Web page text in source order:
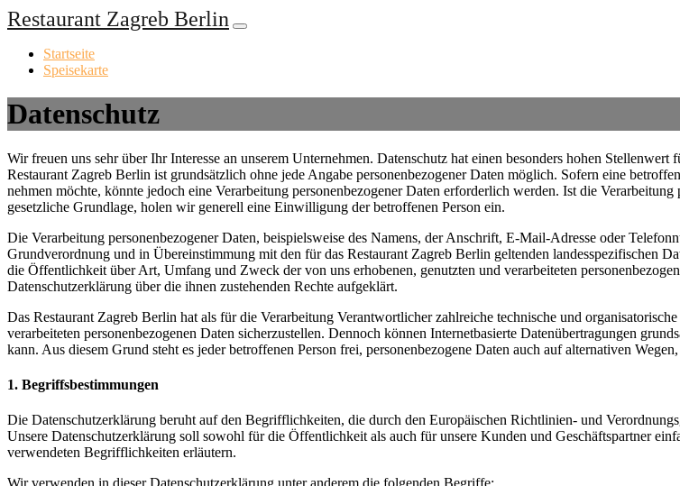
Restaurant Zagreb Berlin
Startseite
Speisekarte
Datenschutz
Wir freuen uns sehr über Ihr Interesse an unserem Unternehmen. Datenschutz hat einen besonders hohen
Restaurant Zagreb Berlin ist grundsätzlich ohne jede Angabe personenbezogener Daten möglich. Sofern eine
nehmen möchte, könnte jedoch eine Verarbeitung personenbezogener Daten erforderlich werden. Ist die
gesetzliche Grundlage, holen wir generell eine Einwilligung der betroffenen Person ein.
Die Verarbeitung personenbezogener Daten, beispielsweise des Namens, der Anschrift, E-Mail-Adresse oder
Grundverordnung und in Übereinstimmung mit den für das Restaurant Zagreb Berlin geltenden landesspezifischen
die Öffentlichkeit über Art, Umfang und Zweck der von uns erhobenen, genutzten und verarbeiteten
Datenschutzerklärung über die ihnen zustehenden Rechte aufgeklärt.
Das Restaurant Zagreb Berlin hat als für die Verarbeitung Verantwortlicher zahlreiche technische und
verarbeiteten personenbezogenen Daten sicherzustellen. Dennoch können Internetbasierte Datenübertragungen
kann. Aus diesem Grund steht es jeder betroffenen Person frei, personenbezogene Daten auch auf alternativen
1. Begriffsbestimmungen
Die Datenschutzerklärung beruht auf den Begrifflichkeiten, die durch den Europäischen Richtlinien- und
Unsere Datenschutzerklärung soll sowohl für die Öffentlichkeit als auch für unsere Kunden und Geschäftspartner
verwendeten Begrifflichkeiten erläutern.